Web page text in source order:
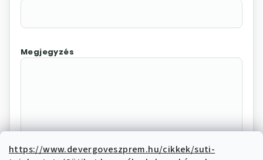
https://www.devergoveszprem.hu/cikkek/suti-
Megjegyzés